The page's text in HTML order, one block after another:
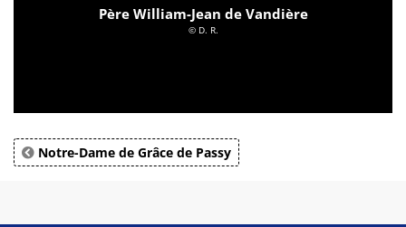
Père William-Jean de Vandière
© D. R.
Notre-Dame de Grâce de Passy